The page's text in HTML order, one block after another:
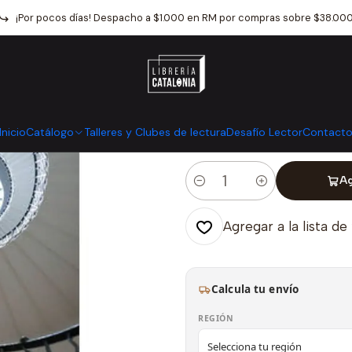
InicioCatálogo Talleres y Clubes de lecturaDesafío LectorContacto
¡Por pocos días! Despacho a $1.000 en RM por compras sobre $38.000
Catálogo Narrativa Literatura Universal La Abadia De
|
La Abadia De
Mostrar stock de
Cantidad
Agregar a la lista
Calcula tu envío
REGIÓN